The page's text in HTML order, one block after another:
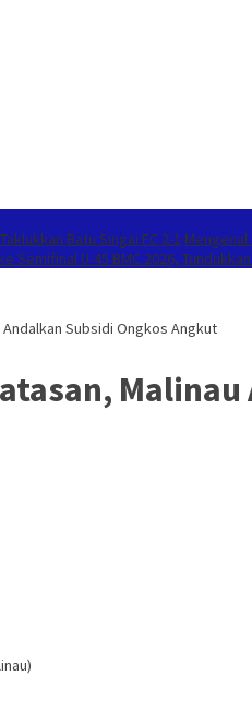
Batu Singai FC 2-1
Semifinal U-45 BMC 2026, Tundukkan
Subsidi Ongkos Angkut